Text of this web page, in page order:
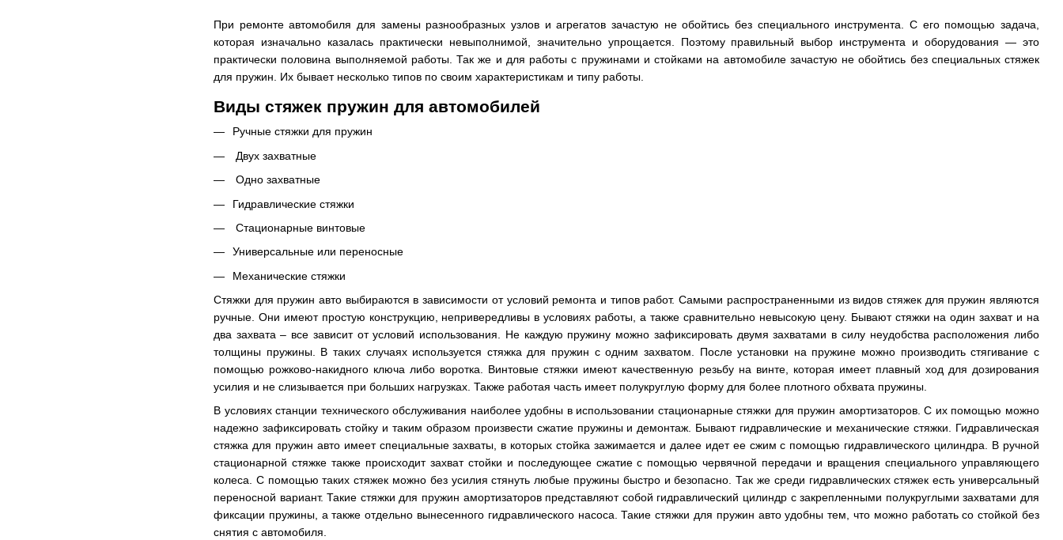
При ремонте автомобиля для замены разнообразных узлов и агрегатов зачастую не обойтись без специального инструмента. С его помощью задача,
которая изначально казалась практически невыполнимой, значительно упрощается. Поэтому правильный выбор инструмента и оборудования — это
практически половина выполняемой работы. Так же и для работы с пружинами и стойками на автомобиле зачастую не обойтись без специальных стяжек
для пружин. Их бывает несколько типов по своим характеристикам и типу работы.
Виды стяжек пружин для автомобилей
Ручные стяжки для пружин
Двух захватные
Одно захватные
Гидравлические стяжки
Стационарные винтовые
Универсальные или переносные
Механические стяжки
Стяжки для пружин авто выбираются в зависимости от условий ремонта и типов работ. Самыми распространенными из видов стяжек для пружин являются
ручные. Они имеют простую конструкцию, непривередливы в условиях работы, а также сравнительно невысокую цену. Бывают стяжки на один захват и на
два захвата – все зависит от условий использования. Не каждую пружину можно зафиксировать двумя захватами в силу неудобства расположения либо
толщины пружины. В таких случаях используется стяжка для пружин с одним захватом. После установки на пружине можно производить стягивание с
помощью рожково-накидного ключа либо воротка. Винтовые стяжки имеют качественную резьбу на винте, которая имеет плавный ход для дозирования
усилия и не слизывается при больших нагрузках. Также работая часть имеет полукруглую форму для более плотного обхвата пружины.
В условиях станции технического обслуживания наиболее удобны в использовании стационарные стяжки для пружин амортизаторов. С их помощью можно
надежно зафиксировать стойку и таким образом произвести сжатие пружины и демонтаж. Бывают гидравлические и механические стяжки. Гидравлическая
стяжка для пружин авто имеет специальные захваты, в которых стойка зажимается и далее идет ее сжим с помощью гидравлического цилиндра. В ручной
стационарной стяжке также происходит захват стойки и последующее сжатие с помощью червячной передачи и вращения специального управляющего
колеса. С помощью таких стяжек можно без усилия стянуть любые пружины быстро и безопасно. Так же среди гидравлических стяжек есть универсальный
переносной вариант. Такие стяжки для пружин амортизаторов представляют собой гидравлический цилиндр с закрепленными полукруглыми захватами для
фиксации пружины, а также отдельно вынесенного гидравлического насоса. Такие стяжки для пружин авто удобны тем, что можно работать со стойкой без
снятия с автомобиля.